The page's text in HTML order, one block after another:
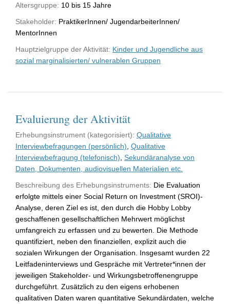
Altersgruppe: 10 bis 15 Jahre
Stakeholder: PraktikerInnen/ JugendarbeiterInnen/
MentorInnen
Hauptzielgruppe der Aktivität: Kinder und Jugendliche aus
sozial marginalisierten/ vulnerablen Gruppen
Evaluierung der Aktivität
Erhebungsinstrument (kategorisiert): Qualitative
Interviewbefragungen (persönlich) Qualitative
Interviewbefragung (telefonisch) Sekundäranalyse von
Daten, Dokumenten, audiovisuellen Materialien etc.
Beschreibung des Erhebungsinstruments: Die Evaluation
erfolgte mittels einer Social Return on Investment (SROI)-
Analyse, deren Ziel es ist, den durch die Hobby Lobby
geschaffenen gesellschaftlichen Mehrwert möglichst
umfangreich zu erfassen und zu bewerten. Die Methode
quantifiziert, neben den finanziellen, explizit auch die
sozialen Wirkungen der Organisation. Insgesamt wurden 22
Leitfadeninterviews und Gespräche mit Vertreter*innen der
jeweiligen Stakeholder- und Wirkungsbetroffenengruppe
durchgeführt. Zusätzlich zu den eigens erhobenen
qualitativen Daten waren quantitative Sekundärdaten, welche